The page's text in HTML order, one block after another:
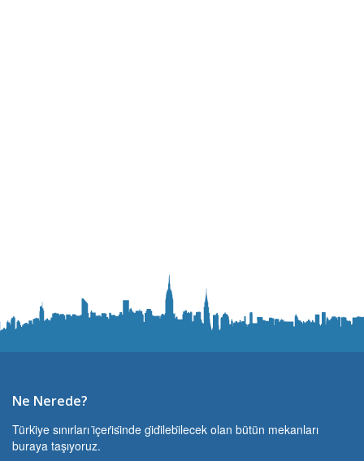
Ne Nerede?
Türki̇ye sınırları i̇çeri̇si̇nde gi̇di̇lebi̇lecek olan bütün mekanları
buraya taşıyoruz.